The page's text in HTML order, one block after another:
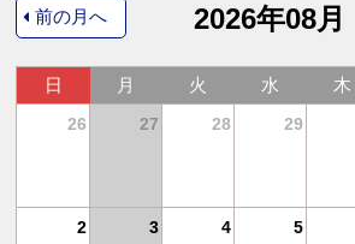
前の月へ 2026年08月
日 月 火 水 木
26 27 28 29
2 3 4 5